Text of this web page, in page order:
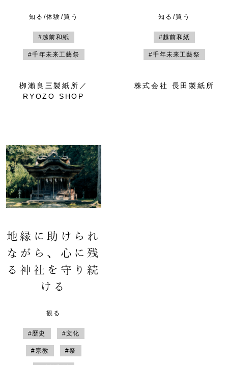
知る/体験/買う
#越前和紙
#千年未来工藝祭
栁瀨良三製紙所／
RYOZO SHOP
知る/買う
#越前和紙
#千年未来工藝祭
株式会社 長田製紙所
地縁に助けられ
ながら、心に残
る神社を守り続
ける
観る
#歴史 #文化
#宗教 #祭